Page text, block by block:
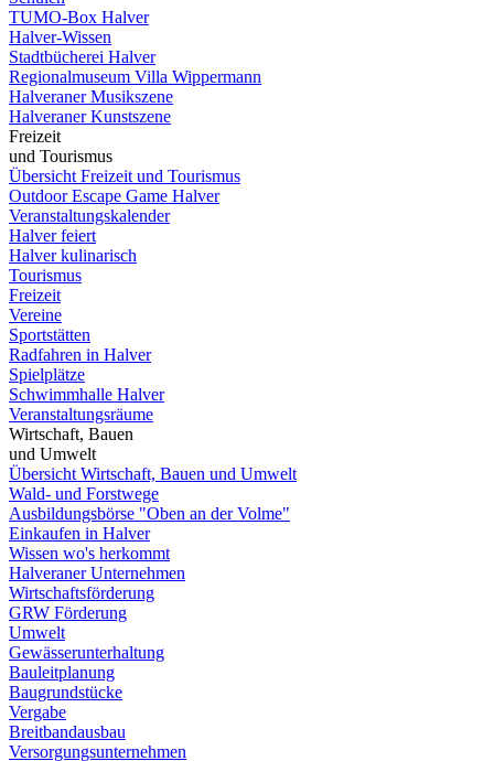
TUMO-Box Halver
Halver-Wissen
Stadtbücherei Halver
Regionalmuseum Villa Wippermann
Halveraner Musikszene
Halveraner Kunstszene
Freizeit
und Tourismus
Übersicht Freizeit und Tourismus
Outdoor Escape Game Halver
Veranstaltungskalender
Halver feiert
Halver kulinarisch
Tourismus
Freizeit
Vereine
Sportstätten
Radfahren in Halver
Spielplätze
Schwimmhalle Halver
Veranstaltungsräume
Wirtschaft, Bauen
und Umwelt
Übersicht Wirtschaft, Bauen und Umwelt
Wald- und Forstwege
Ausbildungsbörse "Oben an der Volme"
Einkaufen in Halver
Wissen wo's herkommt
Halveraner Unternehmen
Wirtschaftsförderung
GRW Förderung
Umwelt
Gewässerunterhaltung
Bauleitplanung
Baugrundstücke
Vergabe
Breitbandausbau
Versorgungsunternehmen